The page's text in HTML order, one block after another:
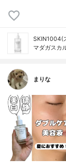
SKIN1004(
マダガスカ
まりな